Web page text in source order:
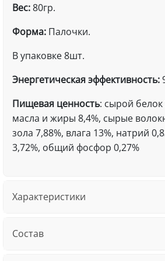
Вес:80гр.
Форма:Палочки.
В упаковке 8шт.
Энергетическая эффективность:
Пищевая ценность: сырой
масла и жиры 8,4%, сырые
зола 7,88%, влага 13%, натрий
3,72%, общий фосфор 0,27%
Характеристики
Состав